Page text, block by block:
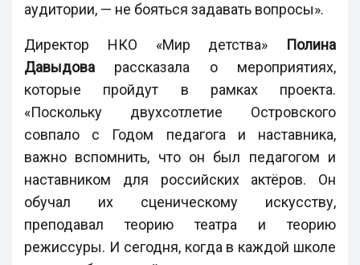
аудитории, — не бояться задавать вопросы».
Директор НКО «Мир детства» Полина
Давыдова рассказала о мероприятиях,
которые пройдут в рамках проекта.
«Поскольку двухсотлетие Островского
совпало с Годом педагога и наставника,
важно вспомнить, что он был педагогом и
наставником для российских актёров. Он
обучал их сценическому искусству,
преподавал теорию театра и теорию
режиссуры. И сегодня, когда в каждой школе